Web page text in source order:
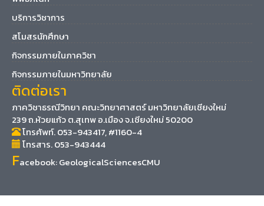
บริการวิชาการ
สโมสรนักศึกษา
กิจกรรมภายในภาควิชา
กิจกรรมภายในมหาวิทยาลัย
ติดต่อเรา
ภาควิชาธรณีวิทยา คณะวิทยาศาสตร์ มหาวิทยาลัยเชียงใหม่
239 ถ.ห้วยแก้ว ต.สุเทพ อ.เมือง จ.เชียงใหม่ 50200
โทรศัพท์. 053-943417, #1160-4
โทรสาร. 053-943444
Facebook:GeologicalSciencesCMU